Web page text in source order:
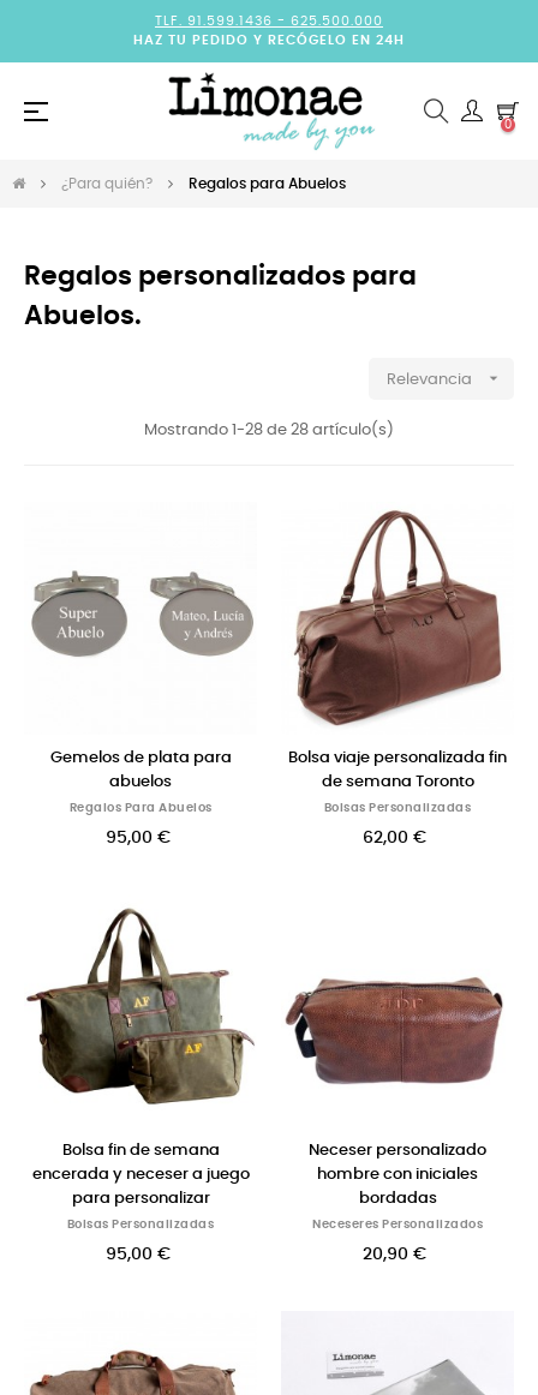
TLF. 91.599.1436 - 625.500.000
HAZ TU PEDIDO Y RECÓGELO EN 24H
Navegación
☰
0
¿Para quién? Regalos para Abuelos
Regalos personalizados para
Abuelos.
Relevancia 
Mostrando 1-28 de 28 artículo(s)
Gemelos de plata para
abuelos
Regalos Para Abuelos
95,00 €
Bolsa viaje personalizada fin
de semana Toronto
Bolsas Personalizadas
62,00 €
Bolsa fin de semana
encerada y neceser a juego
para personalizar
Bolsas Personalizadas
95,00 €
Neceser personalizado
hombre con iniciales
bordadas
Neceseres Personalizados
20,90 €